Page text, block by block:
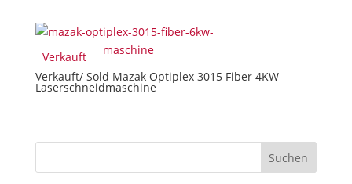
t
o
u
r
r
Verkauft
Verkauft/ Sold Mazak Optiplex 3015 Fiber 4KW
Laserschneidmaschine